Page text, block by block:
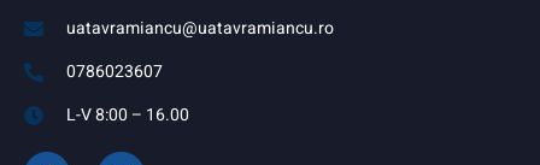
uatavramiancu@uatavramiancu.ro
0786023607
L-V 8:00 – 16.00